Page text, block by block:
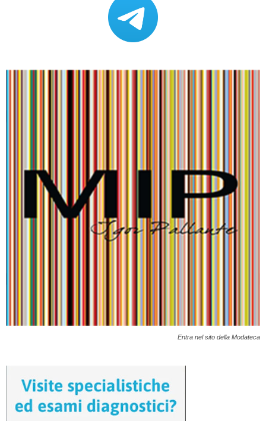
Entra nel sito della Modateca